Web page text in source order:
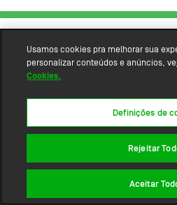
Usamos cookies pra melhorar sua
personalizar conteúdos e anúncios,
Cookies.
Definições de
Rejeitar
Aceitar